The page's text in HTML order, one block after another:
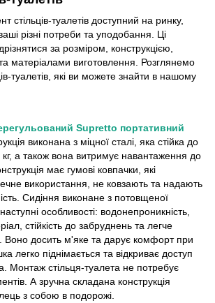
стільців-туалетів доступний на ринку,
різні потреби та уподобання. Ці
за розміром, конструкцією,
матеріалами виготовлення. Розглянемо
туалетів, які ви можете знайти в нашому
Supretto портативний
виконана з міцної сталі, яка стійка до
кг, а також вона витримує навантаження до
має гумові ковпачки, які
використання, не ковзають та надають
Сидіння виконане з потовщеної
особливості: водонепроникність,
стійкість до забруднень та легче
Воно досить м'яке та дарує комфорт при
легко піднімається та відкриває доступ
Монтаж стільця-туалета не потребує
А зручна складана конструкція
з собою в подорожі.